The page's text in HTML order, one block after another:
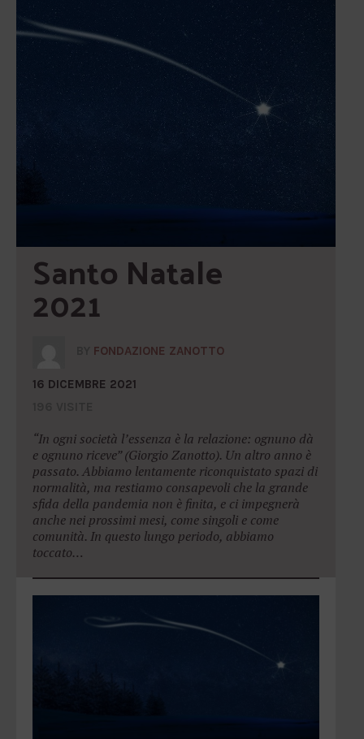
Santo Natale
2021
FONDAZIONE ZANOTTO
16 DICEMBRE 2021
“In ogni società l’essenza è la relazione: ognuno dà
e ognuno riceve” (Giorgio Zanotto). Un altro anno è
passato. Abbiamo lentamente riconquistato spazi di
normalità, ma restiamo consapevoli che la grande
sfida della pandemia non è finita, e ci impegnerà
anche nei prossimi mesi, come singoli e come
comunità. In questo lungo periodo, abbiamo
toccato…